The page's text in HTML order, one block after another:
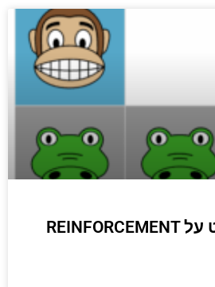
הסבר קל ופשוט על REINFORCEMENT